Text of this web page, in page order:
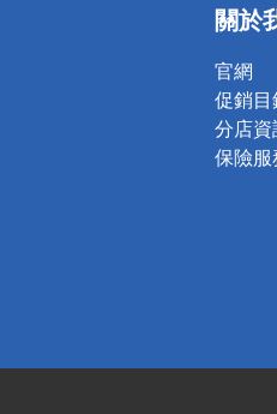
關於
官網
促銷目
分店資
保險服